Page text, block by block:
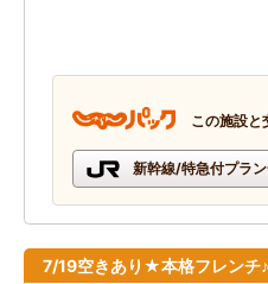
この施設と
新幹線/特急付プラ
7/19空きあり★本格フレンチ